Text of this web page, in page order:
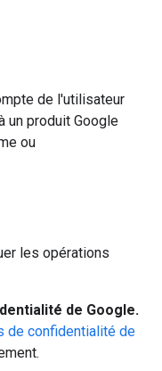
de l'utilisateur
un produit Google
ou
les opérations
de Google.
de confidentialité de